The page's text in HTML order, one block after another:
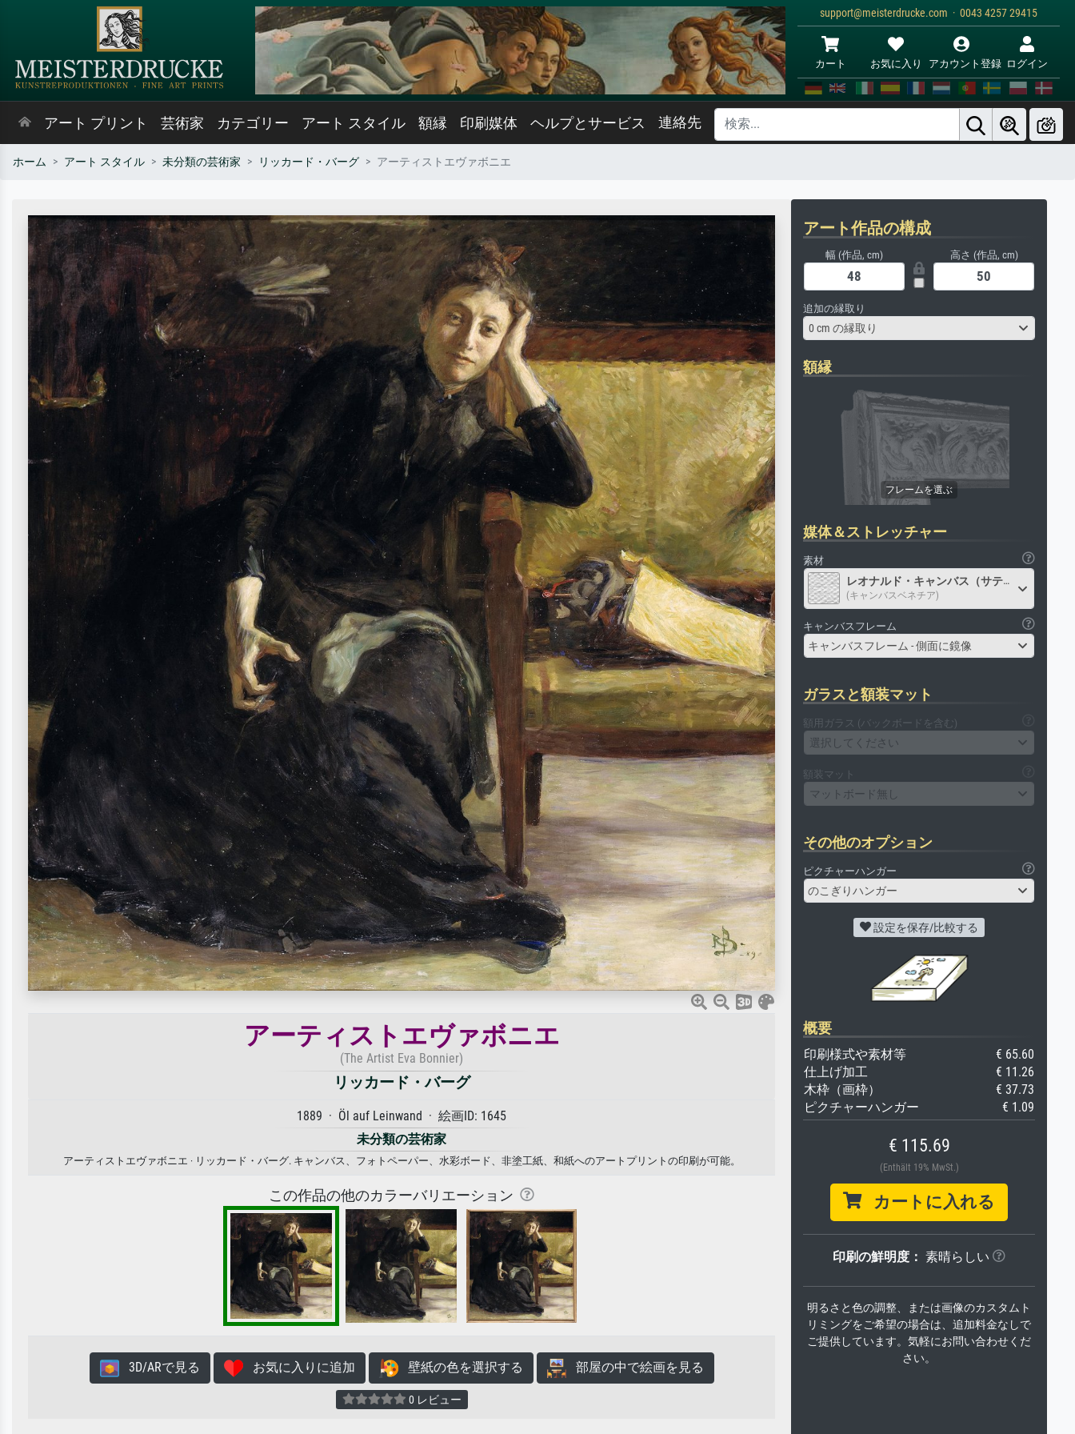
support@meisterdrucke.com · 0043 4257 29415
カート お気に入り アカウント登録 ログイン
アート プリント 芸術家 カテゴリー アート スタイル 額縁 印刷媒体 ヘルプとサービス 連絡先
ホーム アート スタイル 未分類の芸術家 リッカード・バーグ アーティストエヴァボニエ
アーティストエヴァボニエ
(The Artist Eva Bonnier)
リッカード・バーグ
1889 · Öl auf Leinwand · 絵画ID: 1645
未分類の芸術家
アーティストエヴァボニエ · リッカード・バーグ. キャンバス、フォトペーパー、水彩ボード、非塗工紙、和紙へのアートプリントの印刷が可能。
この作品の他のカラーバリエーション
3D/ARで見る お気に入りに追加 壁紙の色を選択する 部屋の中で絵画を見る
0 レビュー
アート作品の構成
幅 (作品, cm) 高さ (作品, cm)
追加の縁取り
0 cm の縁取り
額縁
媒体＆ストレッチャー
素材
レオナルド・キャンバス（サテン）
(キャンバスベネチア)
キャンバスフレーム
キャンバスフレーム - 側面に鏡像
ガラスと額装マット
額用ガラス (バックボードを含む)
選択してください
額装マット
マットボード無し
その他のオプション
ピクチャーハンガー
のこぎりハンガー
設定を保存/比較する
概要
印刷様式や素材等
€ 65.60
仕上げ加工
€ 11.26
木枠（画枠）
€ 37.73
ピクチャーハンガー
€ 1.09
€ 115.69
(Enthält 19% MwSt.)
カートに入れる
印刷の鮮明度： 素晴らしい
明るさと色の調整、または画像のカスタムト
リミングをご希望の場合は、追加料金なしで
ご提供しています。気軽にお問い合わせくだ
さい。